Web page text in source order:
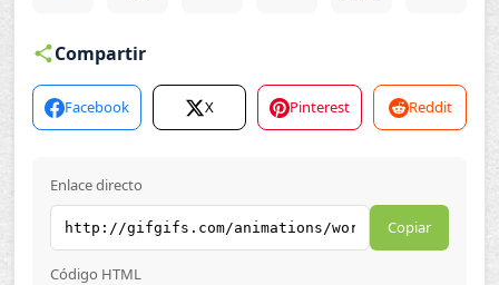
Compartir
Facebook X Pinterest Reddit
Enlace directo
Copiar
Código HTML